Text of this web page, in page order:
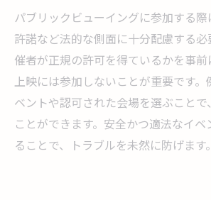
パブリックビューイングに参加する
許諾など法的な側面に十分配慮する
催者が正規の許可を得ているかを事
上映には参加しないことが重要です。
ベントや認可された会場を選ぶこと
ことができます。安全かつ適法なイ
ることで、トラブルを未然に防げます。